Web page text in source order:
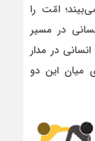
امّت را
در مسیر
در مدار
میان این دو